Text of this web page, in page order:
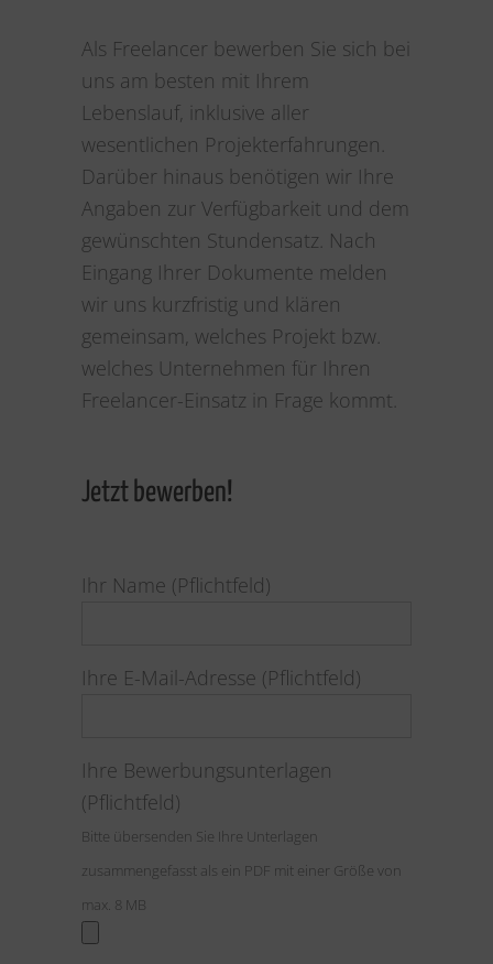
Als Freelancer bewerben Sie sich bei
uns am besten mit Ihrem
Lebenslauf, inklusive aller
wesentlichen Projekterfahrungen.
Darüber hinaus benötigen wir Ihre
Angaben zur Verfügbarkeit und dem
gewünschten Stundensatz. Nach
Eingang Ihrer Dokumente melden
wir uns kurzfristig und klären
gemeinsam, welches Projekt bzw.
welches Unternehmen für Ihren
Freelancer-Einsatz in Frage kommt.
Jetzt bewerben!
Ihr Name (Pflichtfeld)
Ihre E-Mail-Adresse (Pflichtfeld)
Ihre Bewerbungsunterlagen
(Pflichtfeld)
Bitte übersenden Sie Ihre Unterlagen
zusammengefasst als ein PDF mit einer Größe von
max. 8 MB